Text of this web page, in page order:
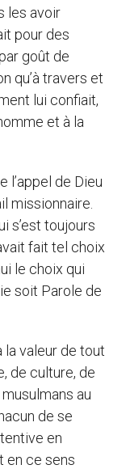
les avoir
pour des
goût de
qu’à travers et
lui confiait,
et à la
l’appel de Dieu
missionnaire.
s’est toujours
fait tel choix
le choix qui
soit Parole de
valeur de tout
de culture, de
au
de se
en
en ce sens